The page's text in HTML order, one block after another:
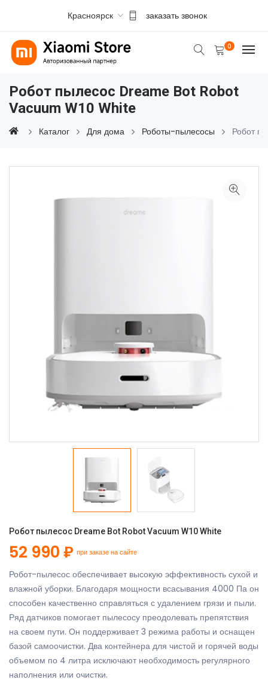
Красноярск заказать звонок
0
Робот пылесос Dreame Bot Robot
Vacuum W10 White
Каталог Для дома Роботы-пылесосы Робот
Робот пылесос Dreame Bot Robot Vacuum W10 White
52 990 ₽ при заказе на сайте
Робот-пылесос обеспечивает высокую эффективность сухой и
влажной уборки. Благодаря мощности всасывания 4000 Па он
способен качественно справляться с удалением грязи и пыли.
Ряд датчиков помогает пылесосу преодолевать препятствия
на своем пути. Он поддерживает 3 режима работы и оснащен
базой самоочистки. Два контейнера для чистой и горячей воды
объемом по 4 литра исключают необходимость регулярного
наполнения или очистки.